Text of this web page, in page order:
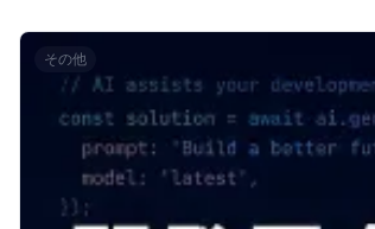
その他